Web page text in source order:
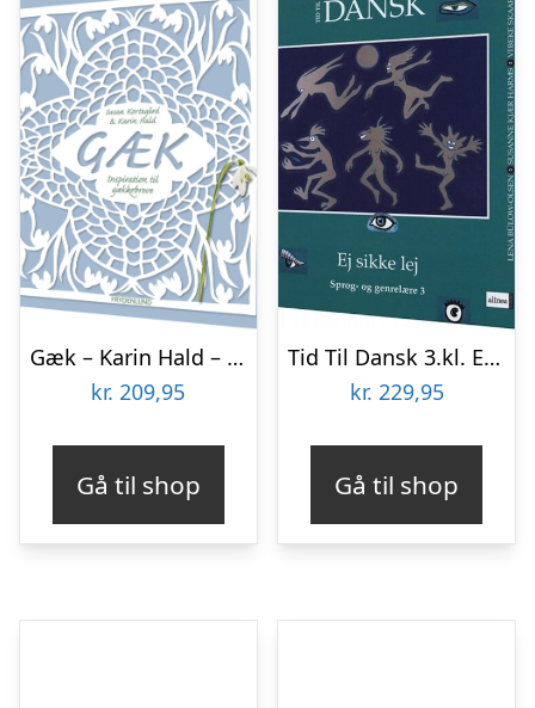
Gæk – Karin Hald – Bog
kr. 209,95
Gå til shop
Tid Til Dansk 3.kl. Ej Sikke Lej – Lena Bülow-olsen – Bog
kr. 229,95
Gå til shop